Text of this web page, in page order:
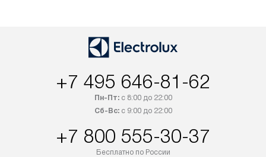
+7 495 646-81-62
Пн-Пт:с 8:00 до 22:00
Сб-Вс:с 9:00 до 22:00
+7 800 555-30-37
Бесплатно по России